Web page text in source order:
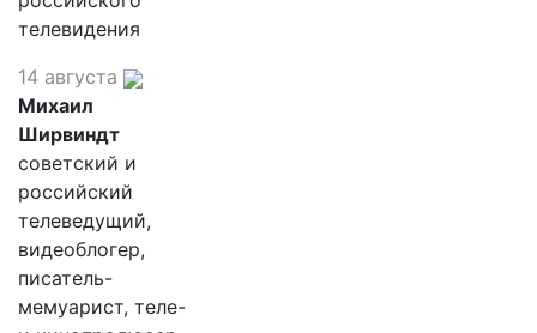
телевидения
14 августа
Михаил
Ширвиндт
советский и
российский
телеведущий,
видеоблогер,
писатель-
мемуарист, теле-